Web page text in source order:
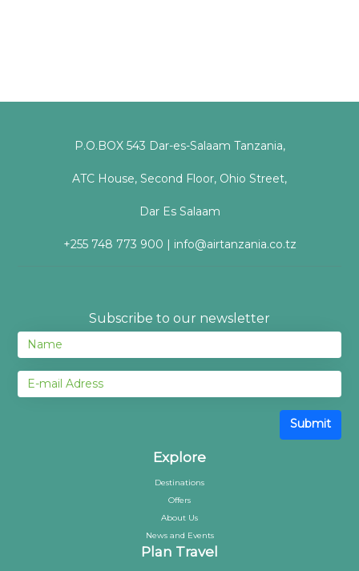
P.O.BOX 543 Dar-es-Salaam Tanzania,
ATC House, Second Floor, Ohio Street,
Dar Es Salaam
+255 748 773 900 | info@airtanzania.co.tz
Subscribe to our newsletter
Submit
Explore
Destinations
Offers
About Us
News and Events
Plan Travel